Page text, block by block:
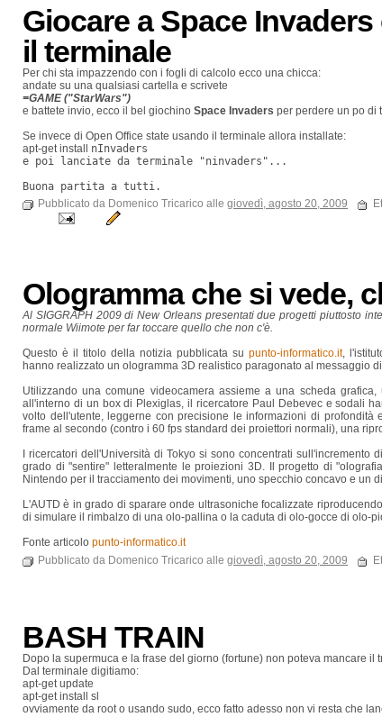
Giocare a Space
il terminale
Per chi sta impazzendo con i fogli di calcolo ecco una chicca:
andate su una qualsiasi cartella e scrivete
=GAME ("StarWars")
e battete invio, ecco il bel giochino Space Invaders per perdere un po di
Se invece di Open Office state usando il terminale allora installate:
apt-get install
nInvaders
e poi lanciate da terminale "ninvaders"...
Buona partita a tutti.
Pubblicato da Domenico Tricarico alle giovedì, agosto 20, 2009
Ologramma che si vede,
Al SIGGRAPH 2009 di New Orleans presentati due progetti piuttosto
normale Wiimote per far toccare quello che non c'è.
Questo è il titolo della notizia pubblicata su punto-informatico.it,
hanno realizzato un ologramma 3D realistico paragonato al messaggio
Utilizzando una comune videocamera assieme a una scheda
all'interno di un box di Plexiglas, il ricercatore Paul Debevec e sodali
volto dell'utente, leggerne con precisione le informazioni di
frame al secondo (contro i 60 fps standard dei proiettori normali), una
I ricercatori dell'Università di Tokyo si sono concentrati sull'incremento
grado di "sentire" letteralmente le proiezioni 3D. Il progetto di
Nintendo per il tracciamento dei movimenti, uno specchio concavo e un
L'AUTD è in grado di sparare onde ultrasoniche focalizzate
di simulare il rimbalzo di una olo-pallina o la caduta di olo-gocce di olo-
Fonte articolo punto-informatico.it
Pubblicato da Domenico Tricarico alle giovedì, agosto 20, 2009
BASH TRAIN
Dopo la supermuca e la frase del giorno (fortune) non poteva mancare il
Dal terminale digitiamo:
apt-get update
apt-get install sl
ovviamente da root o usando sudo, ecco fatto adesso non vi resta che